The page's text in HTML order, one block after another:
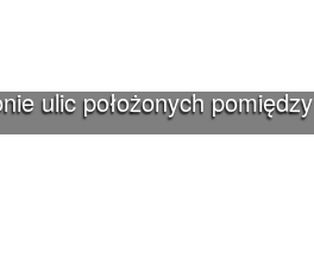
ulic położonych pomiędzy